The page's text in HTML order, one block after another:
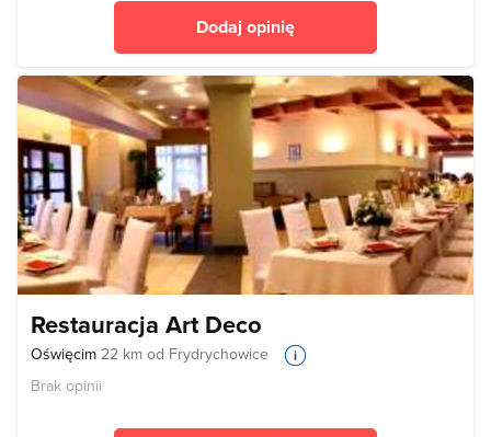
Dodaj opinię
Restauracja Art Deco
Oświęcim 22 km od Frydrychowice
Brak opinii